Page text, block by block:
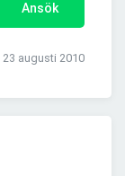
Ansök
23 augusti 2010